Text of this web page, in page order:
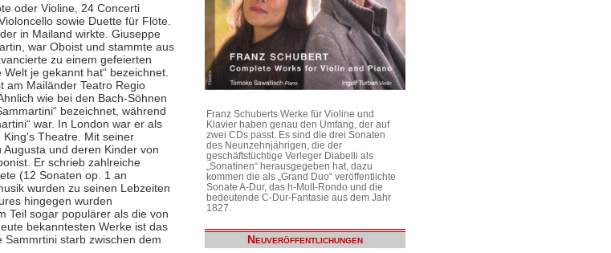
oder Violine, 24 Concerti
sowie Duette für Flöte.
in Mailand wirkte. Giuseppe
war Oboist und stammte aus
zu einem gefeierten
je gekannt hat“ bezeichnet.
am Mailänder Teatro Regio
wie bei den Bach-Söhnen
bezeichnet, während
war. In London war er als
Theatre. Mit seiner
und deren Kinder von
Er schrieb zahlreiche
(12 Sonaten op. 1 an
wurden zu seinen Lebzeiten
hingegen wurden
Teil sogar populärer als die von
bekanntesten Werke ist das
starb zwischen dem
Franz Schuberts Werke für Violine und
Klavier haben genau den Umfang, der auf
zwei CDs passt. Es sind die drei Sonaten
des Neunzehnjährigen, die der
geschäftstüchtige Verleger Diabelli als
„Sonatinen“ herausgegeben hat, dazu
kommen die als „Grand Duo“ veröffentlichte
Sonate A-Dur, das h-Moll-Rondo und die
bedeutende C-Dur-Fantasie aus dem Jahr
1827.
Neuveröffentlichungen